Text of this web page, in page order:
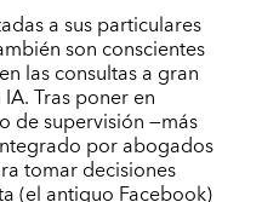
a sus particulares
son conscientes
las consultas a gran
Tras poner en
de supervisión —más
por abogados
tomar decisiones
(el antiguo Facebook)